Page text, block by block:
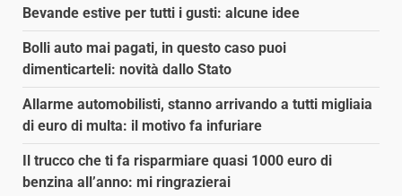
Bevande estive per tutti i gusti: alcune idee
Bolli auto mai pagati, in questo caso puoi
dimenticarteli: novità dallo Stato
Allarme automobilisti, stanno arrivando a tutti migliaia
di euro di multa: il motivo fa infuriare
Il trucco che ti fa risparmiare quasi 1000 euro di
benzina all’anno: mi ringrazierai